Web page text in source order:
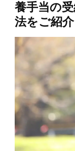
養手当の
法をご紹介